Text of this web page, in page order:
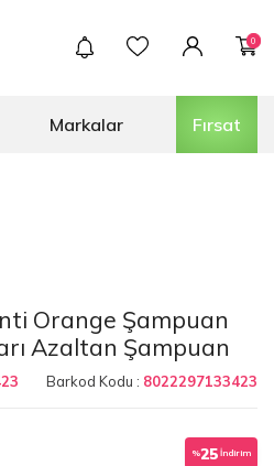
0
Markalar Fırsat
Orange Şampuan
Azaltan Şampuan
Barkod Kodu : 8022297133423
%25 İndirim